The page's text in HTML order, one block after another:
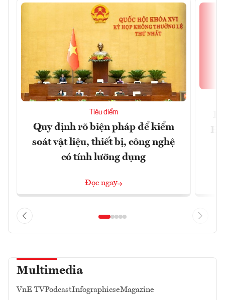
Tiêu điểm
Quy định rõ biện pháp để kiểm
soát vật liệu, thiết bị, công nghệ
có tính lưỡng dụng
Đọc ngay
Multimedia
VnE TVPodcastInfographicseMagazine